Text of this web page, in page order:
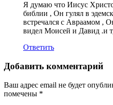
Я думаю что Иисус
библии , Он гулял в
встречался с Авраамом ,
видел Моисей и Давид .и
Ответить
Добавить комментарий
Ваш адрес email не будет
помечены *